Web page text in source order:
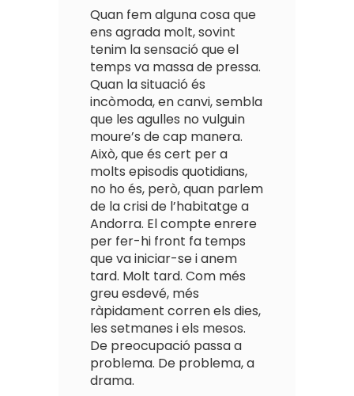
Quan fem alguna cosa que
ens agrada molt, sovint
tenim la sensació que el
temps va massa de pressa.
Quan la situació és
incòmoda, en canvi, sembla
que les agulles no vulguin
moure’s de cap manera.
Això, que és cert per a
molts episodis quotidians,
no ho és, però, quan parlem
de la crisi de l’habitatge a
Andorra. El compte enrere
per fer-hi front fa temps
que va iniciar-se i anem
tard. Molt tard. Com més
greu esdevé, més
ràpidament corren els dies,
les setmanes i els mesos.
De preocupació passa a
problema. De problema, a
drama.